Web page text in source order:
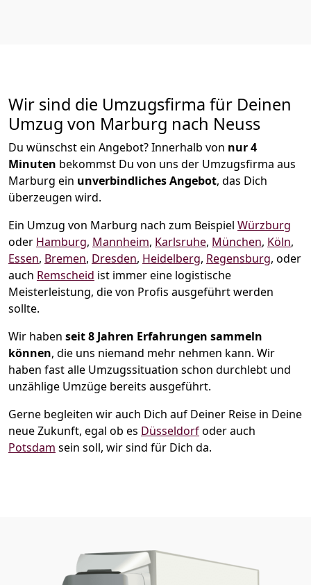
Wir sind die Umzugsfirma für Deinen
Umzug von Marburg nach Neuss
Du wünschst ein Angebot? Innerhalb von nur 4
Minuten bekommst Du von uns der Umzugsfirma aus
Marburg ein unverbindliches Angebot, das Dich
überzeugen wird.
Ein Umzug von Marburg nach zum Beispiel Würzburg
oder Hamburg, Mannheim, Karlsruhe, München, Köln,
Essen, Bremen, Dresden, Heidelberg, Regensburg, oder
auch Remscheid ist immer eine logistische
Meisterleistung, die von Profis ausgeführt werden
sollte.
Wir haben seit8 Jahren Erfahrungen sammeln
können, die uns niemand mehr nehmen kann. Wir
haben fast alle Umzugssituation schon durchlebt und
unzählige Umzüge bereits ausgeführt.
Gerne begleiten wir auch Dich auf Deiner Reise in Deine
neue Zukunft, egal ob es Düsseldorfoder auch
Potsdam sein soll, wir sind für Dich da.